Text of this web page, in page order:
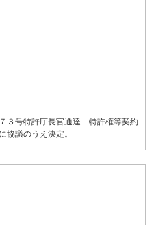
３号特許庁長官通達「特許権等契約
協議のうえ決定。